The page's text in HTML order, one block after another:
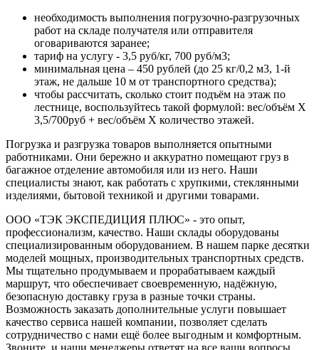
необходимость выполнения погрузочно-разгрузочных
работ на складе получателя или отправителя
оговариваются заранее;
тариф на услугу - 3,5 руб/кг, 700 руб/м3;
минимальная цена – 450 рублей (до 25 кг/0,2 м3, 1-й
этаж, не дальше 10 м от транспортного средства);
чтобы рассчитать, сколько стоит подъём на этаж по
лестнице, воспользуйтесь такой формулой: вес/объём Х
3,5/700руб + вес/объём Х количество этажей.
Погрузка и разгрузка товаров выполняется опытными
работниками. Они бережно и аккуратно помещают груз в
багажное отделение автомобиля или из него. Наши
специалисты знают, как работать с хрупкими, стеклянными
изделиями, бытовой техникой и другими товарами.
ООО «ТЭК ЭКСПЕДИЦИЯ ПЛЮС» - это опыт,
профессионализм, качество. Наши склады оборудованы
специализированным оборудованием. В нашем парке десятки
моделей мощных, производительных транспортных средств.
Мы тщательно продумываем и прорабатываем каждый
маршрут, что обеспечивает своевременную, надёжную,
безопасную доставку груза в разные точки страны.
Возможность заказать дополнительные услуги повышает
качество сервиса нашей компании, позволяет сделать
сотрудничество с нами ещё более выгодным и комфортным.
Звоните, и наши менеджеры ответят на все ваши вопросы,